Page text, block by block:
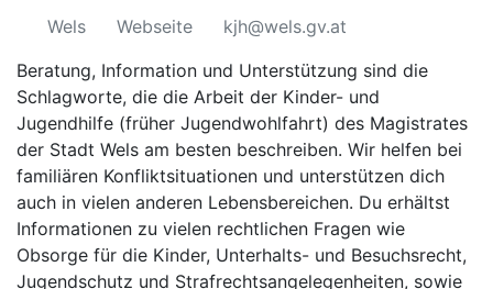
Wels
Webseite
kjh@wels.gv.at
Beratung, Information und Unterstützung sind die
Schlagworte, die die Arbeit der Kinder- und
Jugendhilfe (früher Jugendwohlfahrt) des Magistrates
der Stadt Wels am besten beschreiben. Wir helfen bei
familiären Konfliktsituationen und unterstützen dich
auch in vielen anderen Lebensbereichen. Du erhältst
Informationen zu vielen rechtlichen Fragen wie
Obsorge für die Kinder, Unterhalts- und Besuchsrecht,
Jugendschutz und Strafrechtsangelegenheiten, sowie